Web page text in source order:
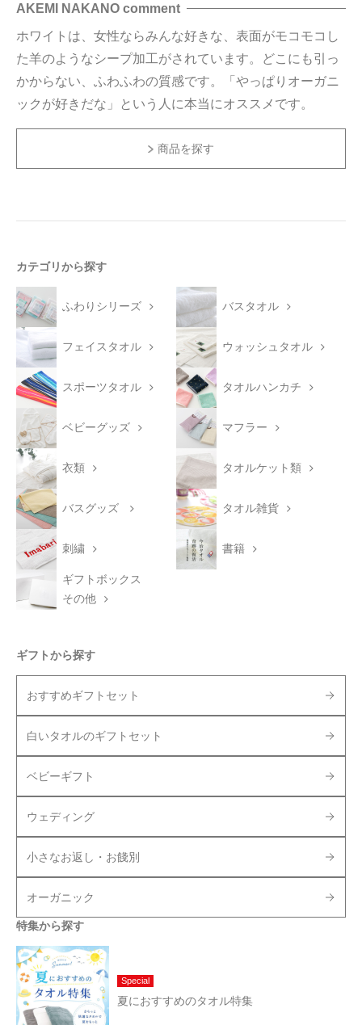
AKEMI NAKANO comment
ホワイトは、女性ならみんな好きな、表面がモコモコし
た羊のようなシープ加工がされています。どこにも引っ
かからない、ふわふわの質感です。「やっぱりオーガニ
ックが好きだな」という人に本当にオススメです。
商品を探す
カテゴリから探す
ふわりシリーズ バスタオル
フェイスタオル ウォッシュタオル
スポーツタオル タオルハンカチ
ベビーグッズ マフラー
衣類 タオルケット類
バスグッズ タオル雑貨
刺繍 書籍
ギフトボックス
その他
ギフトから探す
おすすめギフトセット
白いタオルのギフトセット
ベビーギフト
ウェディング
小さなお返し・お餞別
オーガニック
特集から探す
Special
夏におすすめのタオル特集